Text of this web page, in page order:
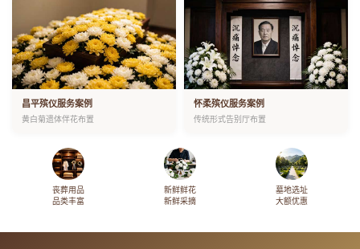
昌平殡仪服务案例
黄白菊遗体伴花布置
怀柔殡仪服务案例
传统形式告别厅布置
丧葬用品
品类丰富
新鲜鲜花
新鲜采摘
墓地选址
大额优惠